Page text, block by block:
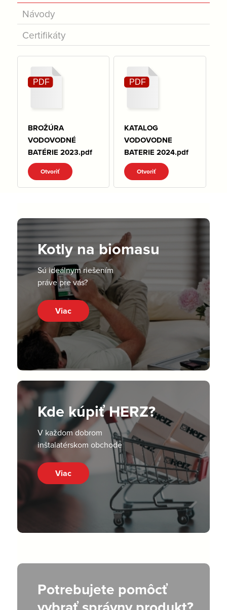
Návody
Certifikáty
BROŽÚRA
VODOVODNÉ
BATÉRIE 2023.pdf
Otvoriť
KATALOG
VODOVODNE
BATERIE 2024.pdf
Otvoriť
Kotly na biomasu
Sú ideálnym riešením
práve pre vás?
Viac
Kde kúpiť HERZ?
V každom dobrom
inštalatérskom obchode
Viac
Potrebujete pomôcť